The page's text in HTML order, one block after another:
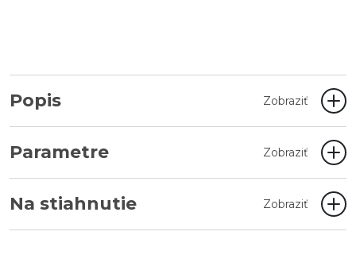
Popis Zobraziť
Parametre Zobraziť
Na stiahnutie Zobraziť